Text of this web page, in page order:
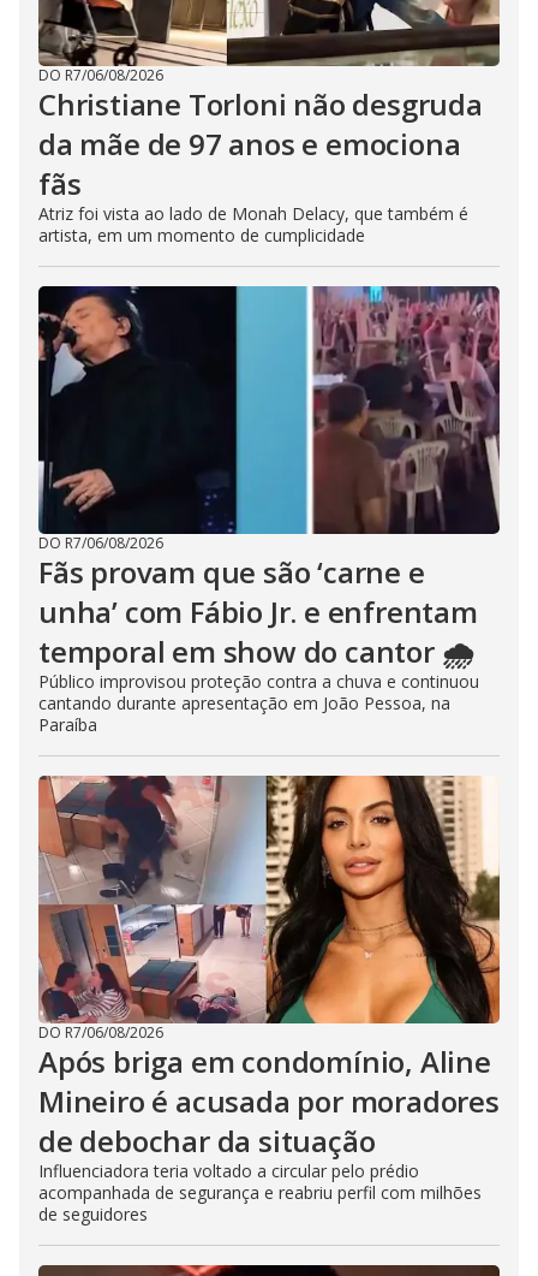
DO R7/06/08/2026
Christiane Torloni não desgruda
da mãe de 97 anos e emociona
fãs
Atriz foi vista ao lado de Monah Delacy, que também é
artista, em um momento de cumplicidade
DO R7/06/08/2026
Fãs provam que são ‘carne e
unha’ com Fábio Jr. e enfrentam
temporal em show do cantor 🌧️
Público improvisou proteção contra a chuva e continuou
cantando durante apresentação em João Pessoa, na
Paraíba
DO R7/06/08/2026
Após briga em condomínio, Aline
Mineiro é acusada por moradores
de debochar da situação
Influenciadora teria voltado a circular pelo prédio
acompanhada de segurança e reabriu perfil com milhões
de seguidores